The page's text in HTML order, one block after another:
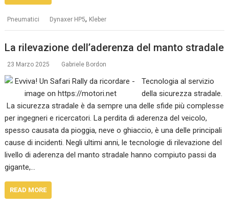
Pneumatici Dynaxer HP5, Kleber
La rilevazione dell’aderenza del manto stradale
23 Marzo 2025 Gabriele Bordon
Tecnologia al servizio
della sicurezza stradale.
La sicurezza stradale è da sempre una delle sfide più complesse
per ingegneri e ricercatori. La perdita di aderenza del veicolo,
spesso causata da pioggia, neve o ghiaccio, è una delle principali
cause di incidenti. Negli ultimi anni, le tecnologie di rilevazione del
livello di aderenza del manto stradale hanno compiuto passi da
gigante,…
READ MORE